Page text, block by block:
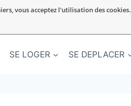
vous acceptez l'utilisation des cookies.
SE LOGER SE DEPLACER